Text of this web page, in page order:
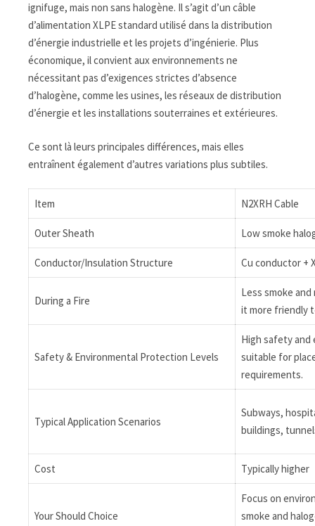
ignifuge, mais non sans halogène. Il s’agit d’un câble
d’alimentation XLPE standard utilisé dans la distribution
d’énergie industrielle et les projets d’ingénierie. Plus
économique, il convient aux environnements ne
nécessitant pas d’exigences strictes d’absence
d’halogène, comme les usines, les réseaux de distribution
d’énergie et les installations souterraines et extérieures.
Ce sont là leurs principales différences, mais elles
entraînent également d’autres variations plus subtiles.
Item N2XRH Cable
Outer Sheath Low smoke
Conductor/Insulation Structure Cu conductor +
During a Fire
Less smoke
it more friendly
Safety & Environmental Protection Levels
High safety
suitable for
requirements.
Typical Application Scenarios
Subways,
buildings,
Cost Typically higher
Your Should Choice
Focus on
smoke and